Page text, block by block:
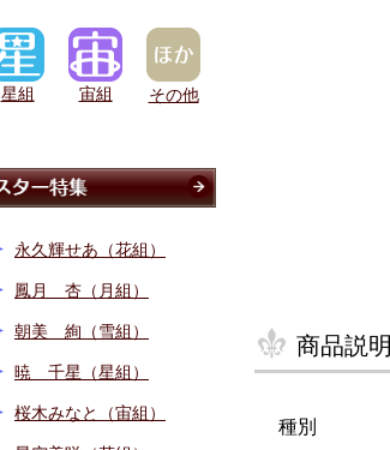
商品説明
種別
星組 宙組 その他
永久輝せあ（花組）
鳳月 杏（月組）
朝美 絢（雪組）
暁 千星（星組）
桜木みなと（宙組）